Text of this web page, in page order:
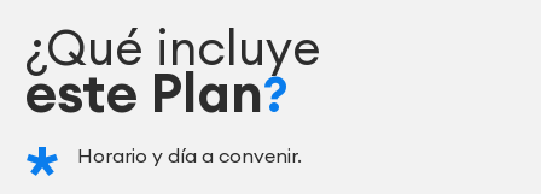
¿Qué incluye
este Plan?
Horario y día a convenir.